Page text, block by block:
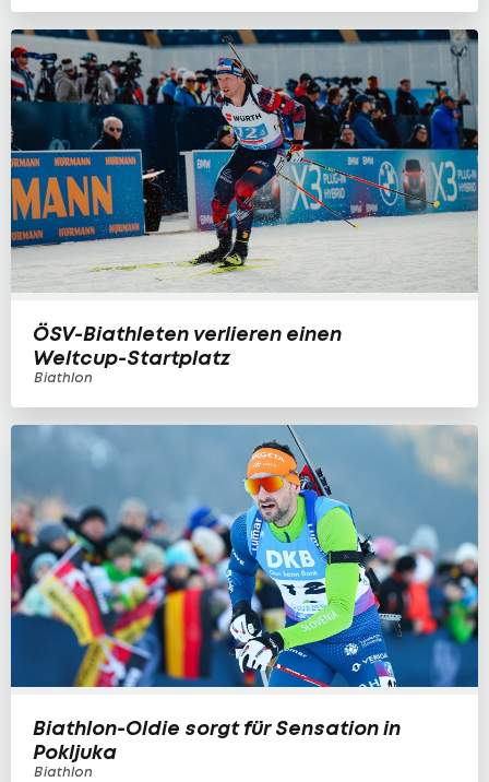
ÖSV-Biathleten verlieren einen
Weltcup-Startplatz
Biathlon
Biathlon-Oldie sorgt für Sensation in
Pokljuka
Biathlon